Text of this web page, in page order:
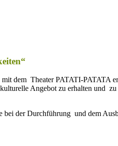
dem Thea­ter PATATI-PATATA
Ange­bot zu erhal­ten und
der Durchführung und dem